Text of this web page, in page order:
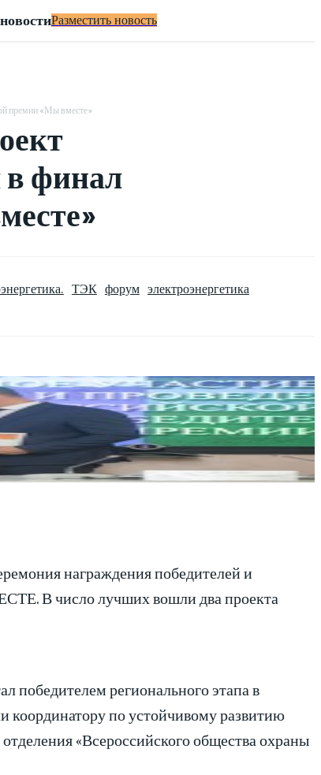
Разместить новость
премии «Мы вместе»
финал
ТЭК форум электроэнергетика
награждения победителей и
В число лучших вошли два проекта
регионального этапа в
координатору по устойчивому развитию
«Всероссийского общества охраны